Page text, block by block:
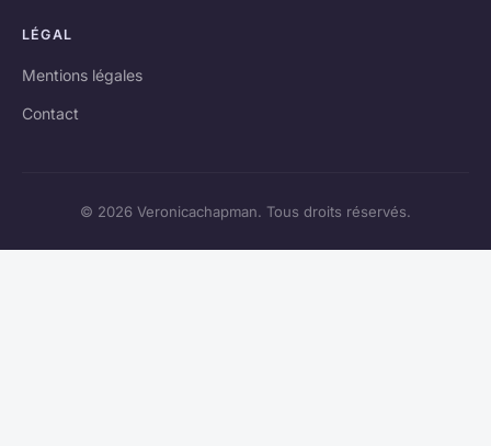
LÉGAL
Mentions légales
Contact
© 2026 Veronicachapman. Tous droits réservés.